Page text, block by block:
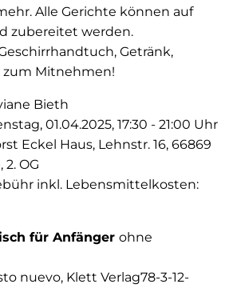
Alle Gerichte können auf
zubereitet werden.
Getränk,
zum Mitnehmen!
Bieth
01.04.2025, 17:30 - 21:00 Uhr
Haus, Lehnstr. 16, 66869
OG
inkl. Lebensmittelkosten:
für Anfänger ohne
nuevo, Klett Verlag78-3-12-